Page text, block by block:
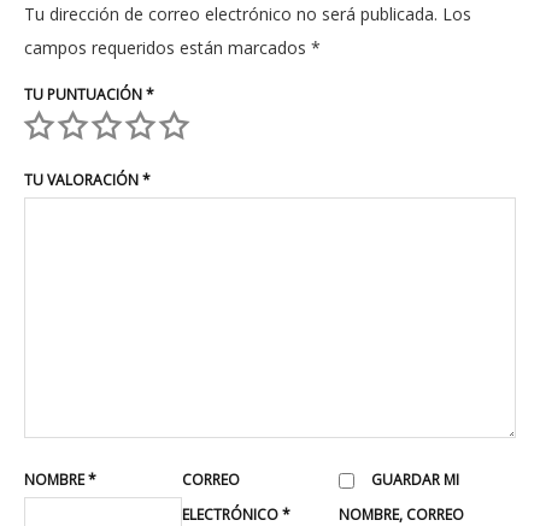
Tu dirección de correo electrónico no será publicada. Los
campos requeridos están marcados *
TU PUNTUACIÓN*
TU VALORACIÓN*
NOMBRE*
CORREO
ELECTRÓNICO*
GUARDAR MI
NOMBRE, CORREO